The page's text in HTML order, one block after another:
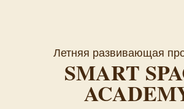
SMART
Летняя развивающая